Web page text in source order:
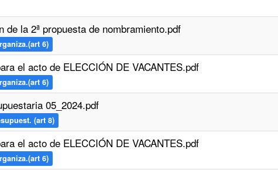
de la 2ª propuesta de nombramiento.pdf
6)
el acto de ELECCIÓN DE VACANTES.pdf
6)
05_2024.pdf
(art 8)
el acto de ELECCIÓN DE VACANTES.pdf
6)